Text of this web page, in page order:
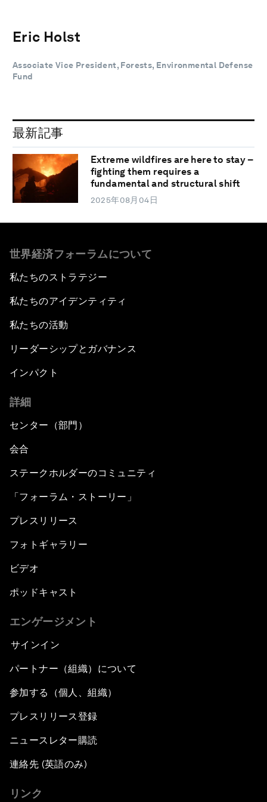
Eric Holst
Associate Vice President, Forests, Environmental Defense
Fund
最新記事
Extreme wildfires are here to stay –
fighting them requires a
fundamental and structural shift
2025年08月04日
世界経済フォーラムについて
私たちのストラテジー
私たちのアイデンティティ
私たちの活動
リーダーシップとガバナンス
インパクト
詳細
センター（部門）
会合
ステークホルダーのコミュニティ
「フォーラム・ストーリー」
プレスリリース
フォトギャラリー
ビデオ
ポッドキャスト
エンゲージメント
サインイン
パートナー（組織）について
参加する（個人、組織）
プレスリリース登録
ニュースレター購読
連絡先 (英語のみ)
リンク